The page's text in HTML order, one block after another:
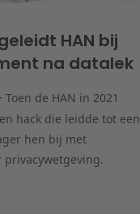
HAN bij
na datalek
Toen de HAN in 2021
hack die leidde tot een
hen bij met
privacywetgeving.